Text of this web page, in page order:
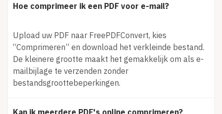
Hoe comprimeer ik een PDF voor e-mail?
Upload uw PDF naar FreePDFConvert, kies
“Comprimeren” en download het verkleinde bestand.
De kleinere grootte maakt het gemakkelijk om als e-
mailbijlage te verzenden zonder
bestandsgroottebeperkingen.
Kan ik meerdere PDF's online comprimeren?